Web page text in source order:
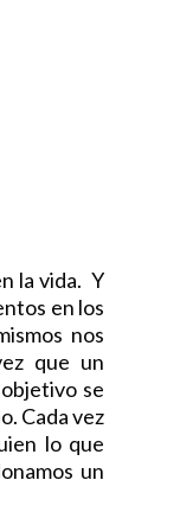
la vida. Y
en los
nos
que un
se
Cada vez
lo que
un